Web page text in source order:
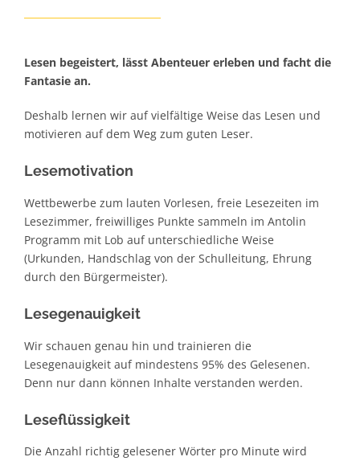
Lesen begeistert, lässt Abenteuer erleben und facht die
Fantasie an.
Deshalb lernen wir auf vielfältige Weise das Lesen und
motivieren auf dem Weg zum guten Leser.
Lesemotivation
Wettbewerbe zum lauten Vorlesen, freie Lesezeiten im
Lesezimmer, freiwilliges Punkte sammeln im Antolin
Programm mit Lob auf unterschiedliche Weise
(Urkunden, Handschlag von der Schulleitung, Ehrung
durch den Bürgermeister).
Lesegenauigkeit
Wir schauen genau hin und trainieren die
Lesegenauigkeit auf mindestens 95% des Gelesenen.
Denn nur dann können Inhalte verstanden werden.
Leseflüssigkeit
Die Anzahl richtig gelesener Wörter pro Minute wird